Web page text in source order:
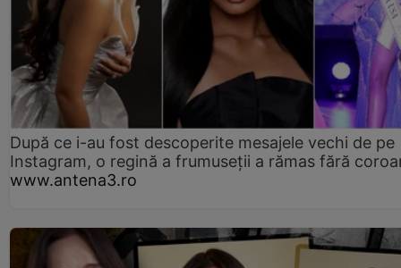
După ce i-au fost descoperite mesajele vechi de pe
Instagram, o regină a frumuseții a rămas fără
www.antena3.ro